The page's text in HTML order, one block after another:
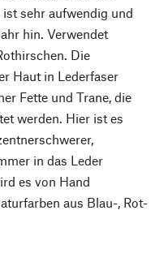
sehr aufwendig und
hin. Verwendet
Die
Haut in Lederfaser
Fette und Trane, die
werden. Hier ist es
in das Leder
es von Hand
aus Blau-, Rot-